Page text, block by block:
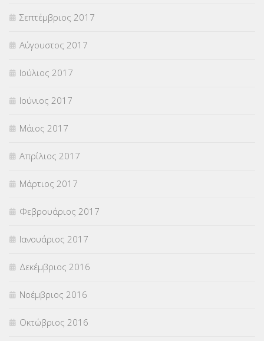
Σεπτέμβριος 2017
Αύγουστος 2017
Ιούλιος 2017
Ιούνιος 2017
Μάιος 2017
Απρίλιος 2017
Μάρτιος 2017
Φεβρουάριος 2017
Ιανουάριος 2017
Δεκέμβριος 2016
Νοέμβριος 2016
Οκτώβριος 2016